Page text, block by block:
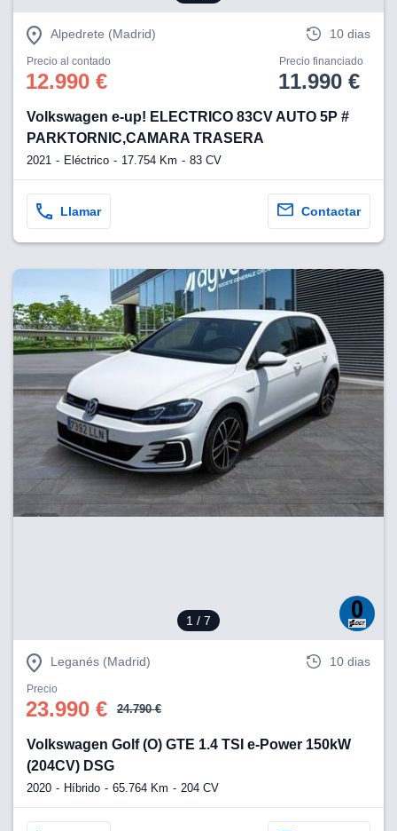
Alpedrete (Madrid) 10 dias
Precio al contado
12.990 €
Precio financiado
11.990 €
Volkswagen e-up! ELECTRICO 83CV AUTO 5P #
PARKTORNIC,CAMARA TRASERA
2021 Eléctrico 17.754 Km 83 CV
Llamar Contactar
1 / 7
Leganés (Madrid) 10 dias
Precio
23.990 € 24.790 €
Volkswagen Golf (O) GTE 1.4 TSI e-Power 150kW
(204CV) DSG
2020 Híbrido 65.764 Km 204 CV